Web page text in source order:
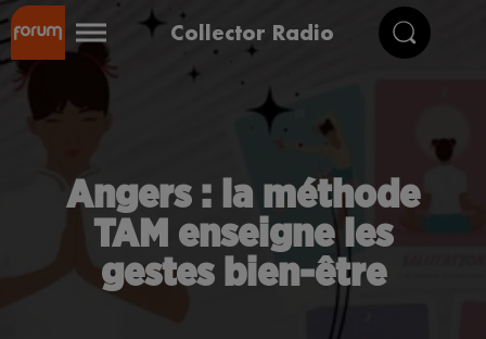
Collector Radio
Angers : la méthode
TAM enseigne les
gestes bien-être